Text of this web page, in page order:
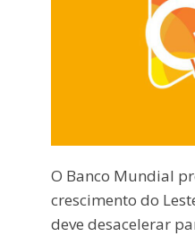
O Banco Mundial
crescimento do
deve desacelerar